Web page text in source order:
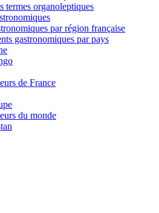
termes organoleptiques
par région française
gastronomiques par pays
de France
du monde